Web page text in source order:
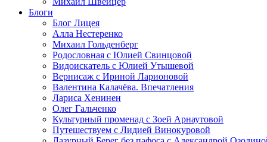
Блоги
Блог Лицея
Алла Нестеренко
Михаил Гольденберг
Родословная с Юлией Свинцовой
Видоискатель с Юлией Утышевой
Вернисаж с Ириной Ларионовой
Валентина Калачёва. Впечатления
Лариса Хенинен
Олег Гальченко
Культурный променад с Зоей Арнаутовой
Путешествуем с Лидией Винокуровой